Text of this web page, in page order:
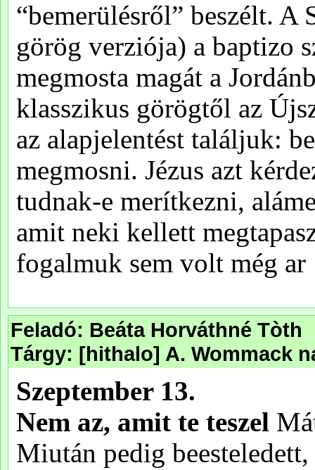
Feladó: Beáta Horváthné Tòth
Tárgy: [hithalo] A. Wommack